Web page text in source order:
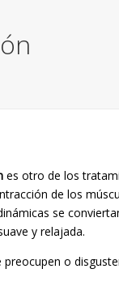
es otro de los
de los
se
y relajada.
o